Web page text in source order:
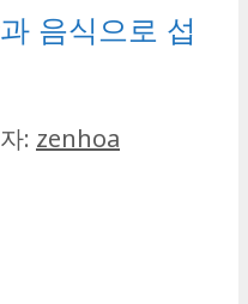
음식으로 섭
: zenhoa